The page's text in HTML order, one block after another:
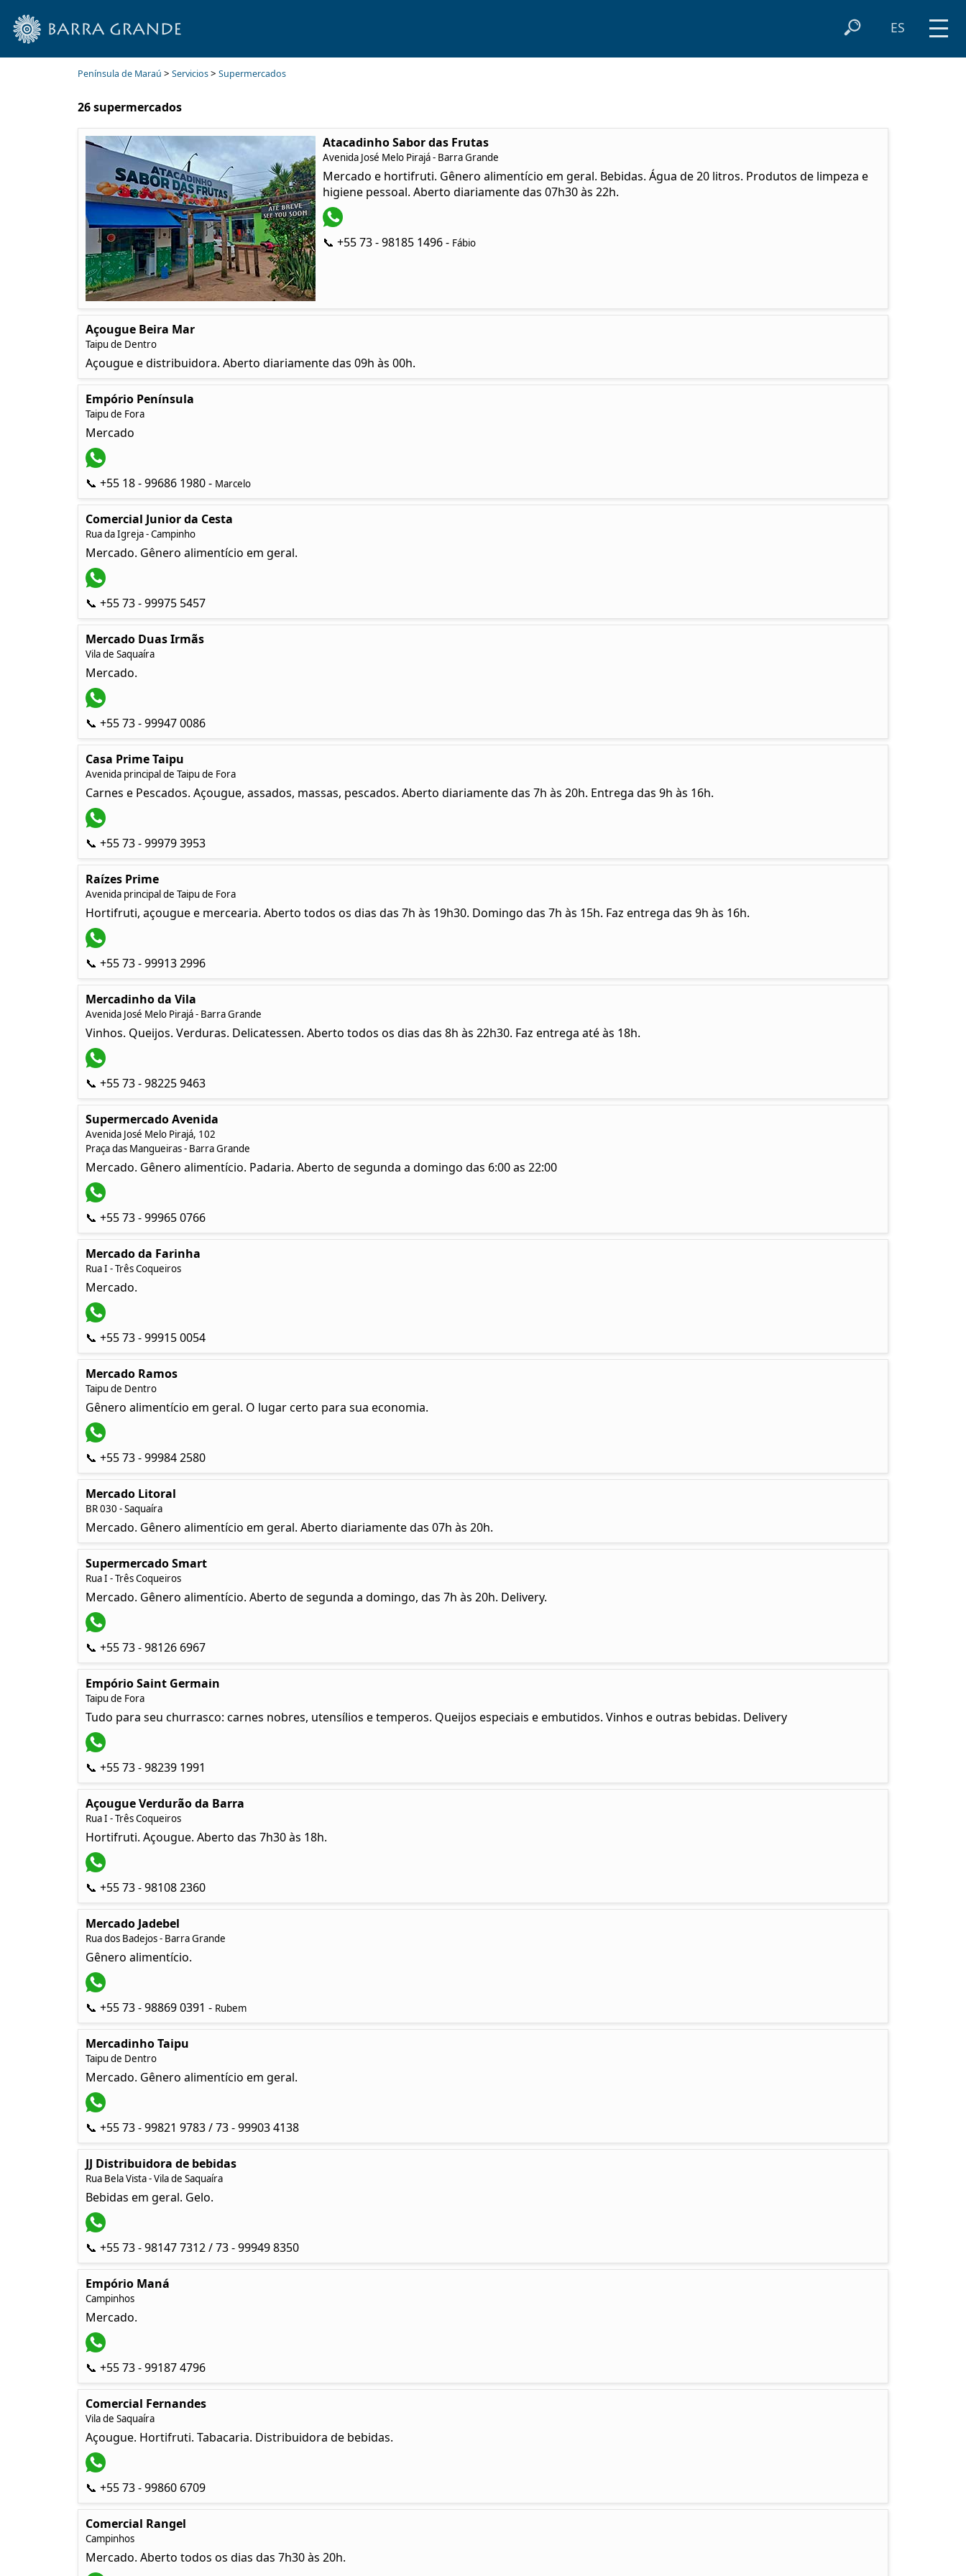
ES
Península de Maraú > Servicios> Supermercados
26 supermercados
Atacadinho Sabor das Frutas
Avenida José Melo Pirajá - Barra Grande
Mercado e hortifruti. Gênero alimentício em geral. Bebidas. Água de 20 litros. Produtos de limpeza e
higiene pessoal. Aberto diariamente das 07h30 às 22h.
📞 +55 73 - 98185 1496 - Fábio
Açougue Beira Mar
Taipu de Dentro
Açougue e distribuidora. Aberto diariamente das 09h às 00h.
Empório Península
Taipu de Fora
Mercado
📞 +55 18 - 99686 1980 - Marcelo
Comercial Junior da Cesta
Rua da Igreja - Campinho
Mercado. Gênero alimentício em geral.
📞 +55 73 - 99975 5457
Mercado Duas Irmãs
Vila de Saquaíra
Mercado.
📞 +55 73 - 99947 0086
Casa Prime Taipu
Avenida principal de Taipu de Fora
Carnes e Pescados. Açougue, assados, massas, pescados. Aberto diariamente das 7h às 20h. Entrega das 9h às 16h.
📞 +55 73 - 99979 3953
Raízes Prime
Avenida principal de Taipu de Fora
Hortifruti, açougue e mercearia. Aberto todos os dias das 7h às 19h30. Domingo das 7h às 15h. Faz entrega das 9h às 16h.
📞 +55 73 - 99913 2996
Mercadinho da Vila
Avenida José Melo Pirajá - Barra Grande
Vinhos. Queijos. Verduras. Delicatessen. Aberto todos os dias das 8h às 22h30. Faz entrega até às 18h.
📞 +55 73 - 98225 9463
Supermercado Avenida
Avenida José Melo Pirajá, 102
Praça das Mangueiras - Barra Grande
Mercado. Gênero alimentício. Padaria. Aberto de segunda a domingo das 6:00 as 22:00
📞 +55 73 - 99965 0766
Mercado da Farinha
Rua I - Três Coqueiros
Mercado.
📞 +55 73 - 99915 0054
Mercado Ramos
Taipu de Dentro
Gênero alimentício em geral. O lugar certo para sua economia.
📞 +55 73 - 99984 2580
Mercado Litoral
BR 030 - Saquaíra
Mercado. Gênero alimentício em geral. Aberto diariamente das 07h às 20h.
Supermercado Smart
Rua I - Três Coqueiros
Mercado. Gênero alimentício. Aberto de segunda a domingo, das 7h às 20h. Delivery.
📞 +55 73 - 98126 6967
Empório Saint Germain
Taipu de Fora
Tudo para seu churrasco: carnes nobres, utensílios e temperos. Queijos especiais e embutidos. Vinhos e outras bebidas. Delivery
📞 +55 73 - 98239 1991
Açougue Verdurão da Barra
Rua I - Três Coqueiros
Hortifruti. Açougue. Aberto das 7h30 às 18h.
📞 +55 73 - 98108 2360
Mercado Jadebel
Rua dos Badejos - Barra Grande
Gênero alimentício.
📞 +55 73 - 98869 0391 - Rubem
Mercadinho Taipu
Taipu de Dentro
Mercado. Gênero alimentício em geral.
📞 +55 73 - 99821 9783 / 73 - 99903 4138
JJ Distribuidora de bebidas
Rua Bela Vista - Vila de Saquaíra
Bebidas em geral. Gelo.
📞 +55 73 - 98147 7312 / 73 - 99949 8350
Empório Maná
Campinhos
Mercado.
📞 +55 73 - 99187 4796
Comercial Fernandes
Vila de Saquaíra
Açougue. Hortifruti. Tabacaria. Distribuidora de bebidas.
📞 +55 73 - 99860 6709
Comercial Rangel
Campinhos
Mercado. Aberto todos os dias das 7h30 às 20h.